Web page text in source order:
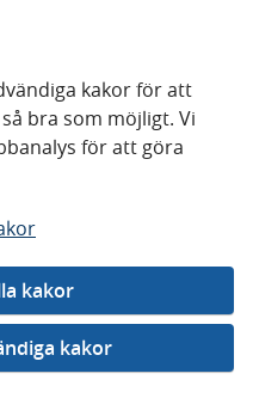
kakor för att
bra som möjligt. Vi
för att göra